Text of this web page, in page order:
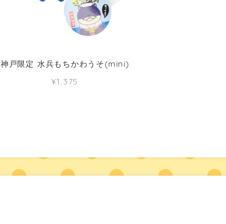
神戸限定 水兵もちかわうそ(mini)
¥1,375